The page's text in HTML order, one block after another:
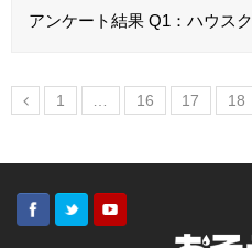
アンケート結果 Q1：ハウス
1 16 17 18